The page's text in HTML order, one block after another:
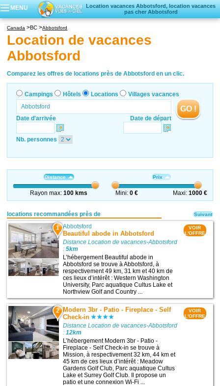
MENU
Location vacances Abbotsford, location vacances
pas cher Abbotsford
Locations vacances
Canada BC Abbotsford
Location de vacances
Abbotsford
Comparez les offres de locations près de Abbotsford en un clic.
Campings Hôtels Locations Villages vacances
Date d'arrivée Date de départ
GO !
Nb. personnes
Distance
Rayon max:100 kms
Prix
Mini:0 € Maxi: 1000 €
locations recommandées près de
1 Abbotsford
Beautiful abode in Abbotsford
Distance Location de vacances-Abbotsford
:5km
L’hébergement Beautiful abode in
Abbotsford se trouve à Abbotsford, à
respectivement 49 km, 31 km et 40 km de
ces lieux d’intérêt : Western Washington
University, Parc aquatique Cultus Lake et
Northview Golf and Country ...
VOIR
L'OFFRE
2 Modern 3br - Patio - Fireplace - Self
Check-in
Distance Location de vacances-Abbotsford
:12km
L’hébergement Modern 3br - Patio -
Fireplace - Self Check-in se trouve à
Mission, à respectivement 32 km, 44 km et
45 km de ces lieux d’intérêt : Meadow
Gardens Golf Club, Parc aquatique Cultus
Lake et Surrey Golf Club. Il propose un
patio et une connexion Wi-Fi ...
VOIR
L'OFFRE
Suivant